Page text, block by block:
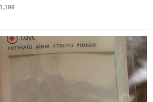
っちゃう．